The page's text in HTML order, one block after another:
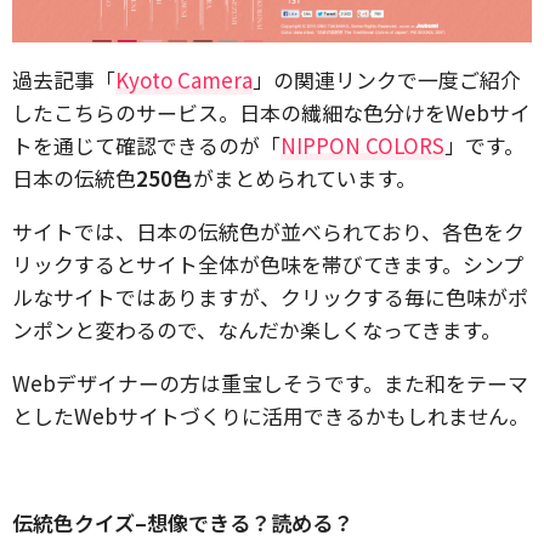
過去記事「Kyoto Camera 」の関連リンクで一度ご紹介
したこちらのサービス。日本の繊細な色分けをWebサイ
トを通じて確認できるのが「NIPPON COLORS 」です。
日本の伝統色250色がまとめられています。
サイトでは、日本の伝統色が並べられており、各色をク
リックするとサイト全体が色味を帯びてきます。シンプ
ルなサイトではありますが、クリックする毎に色味がポ
ンポンと変わるので、なんだか楽しくなってきます。
Webデザイナーの方は重宝しそうです。また和をテーマ
としたWebサイトづくりに活用できるかもしれません。
伝統色クイズ–想像できる？読める？